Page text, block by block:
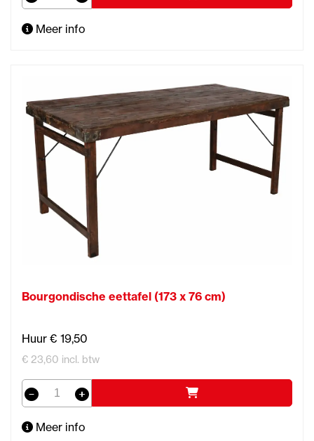
Meer info
Bourgondische eettafel (173 x 76 cm)
Huur € 19,50
€ 23,60 incl. btw
Meer info